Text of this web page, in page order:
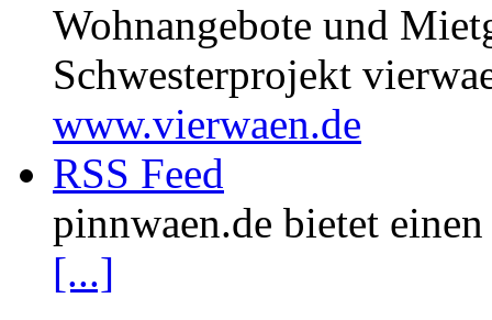
Wohnangebote und
Schwesterprojekt
www.vierwaen.de
RSS Feed
pinnwaen.de bietet
[...]